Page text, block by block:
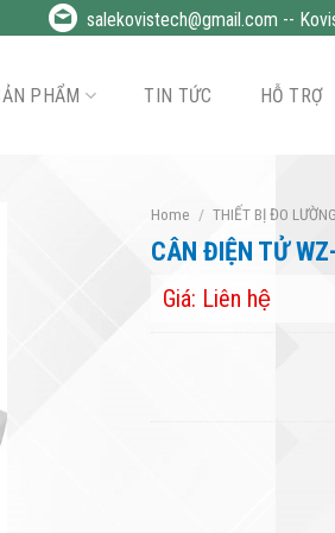
salekovistech@gmail.com --
PHẨM TIN TỨC HỖ TRỢ
Home / THIẾT BỊ ĐO LƯỜNG
CÂN ĐIỆN TỬ
Giá: Liên hệ